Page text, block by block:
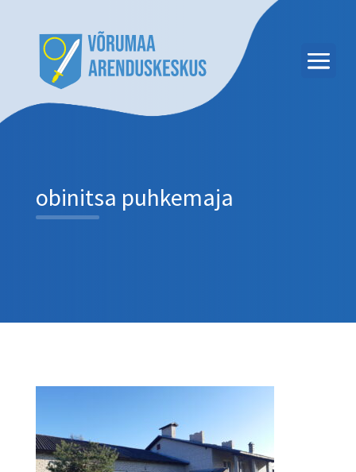
obinitsa puhkemaja